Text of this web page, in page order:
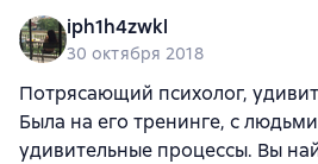
iph1h4zwkl
30 октября 2018
Потрясающий психолог,
Была на его тренинге, с
удивительные процессы. Вы